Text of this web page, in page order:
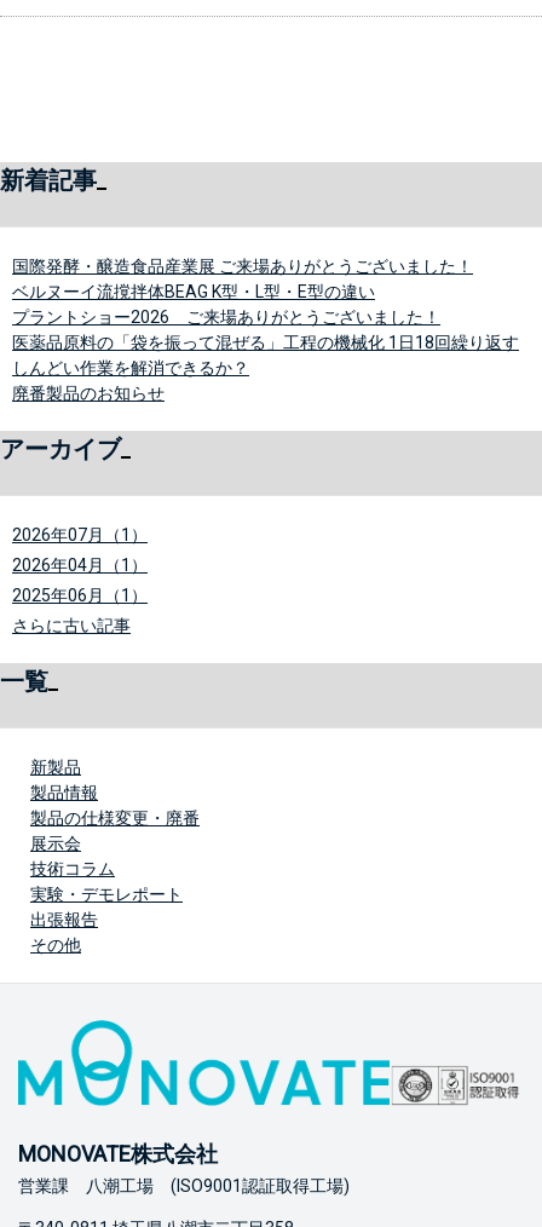
新着記事
国際発酵・醸造食品産業展 ご来場ありがとうございました！
ベルヌーイ流撹拌体BEAG K型・L型・E型の違い
プラントショー2026 ご来場ありがとうございました！
医薬品原料の「袋を振って混ぜる」工程の機械化 1日18回繰り返す
しんどい作業を解消できるか？
廃番製品のお知らせ
アーカイブ
2026年07月（1）
2026年04月（1）
2025年06月（1）
さらに古い記事
一覧
新製品
製品情報
製品の仕様変更・廃番
展示会
技術コラム
実験・デモレポート
出張報告
その他
MONOVATE株式会社
営業課 八潮工場 (ISO9001認証取得工場)